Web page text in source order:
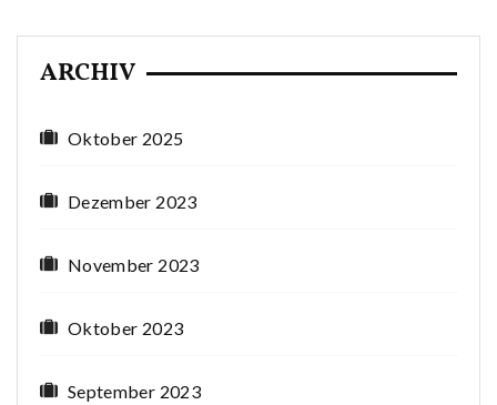
ARCHIV
Oktober 2025
Dezember 2023
November 2023
Oktober 2023
September 2023